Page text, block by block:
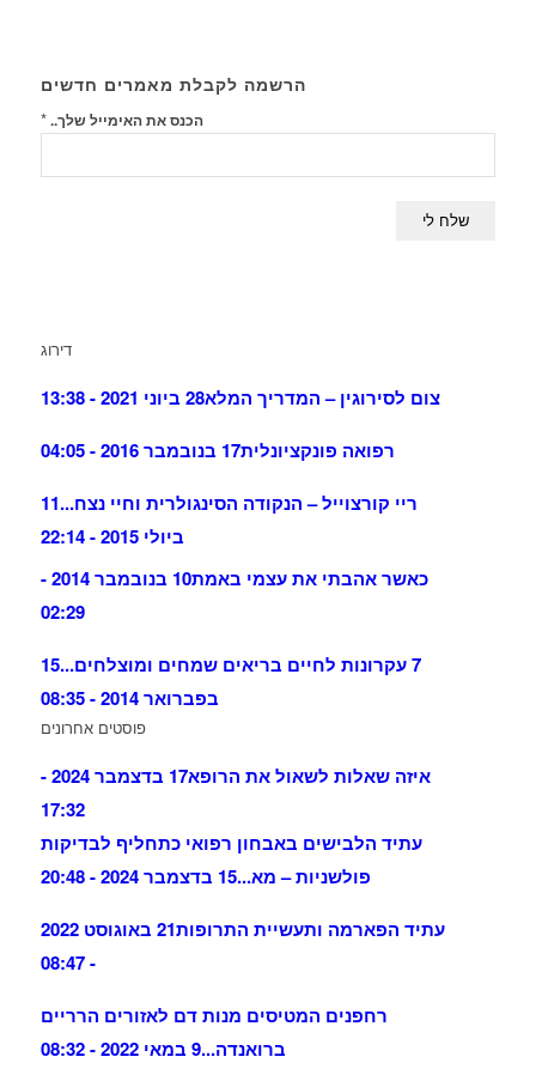
הרשמה לקבלת מאמרים חדשים
הכנס את האימייל שלך..*
דירוג
צום לסירוגין – המדריך המלא28 ביוני 2021 - 13:38
רפואה פונקציונלית17 בנובמבר 2016 - 04:05
ריי קורצוייל – הנקודה הסינגולרית וחיי נצח...11
ביולי 2015 - 22:14
כאשר אהבתי את עצמי באמת
10 בנובמבר 2014 -
02:29
7 עקרונות לחיים בריאים שמחים ומוצלחים...
15
בפברואר 2014 - 08:35
פוסטים אחרונים
איזה שאלות לשאול את הרופא
17 בדצמבר 2024 -
17:32
עתיד הלבישים באבחון רפואי כתחליף לבדיקות
פולשניות – מא...15 בדצמבר 2024 - 20:48
עתיד הפארמה ותעשיית התרופות
21 באוגוסט 2022
- 08:47
רחפנים המטיסים מנות דם לאזורים הרריים
ברואנדה...9 במאי 2022 - 08:32